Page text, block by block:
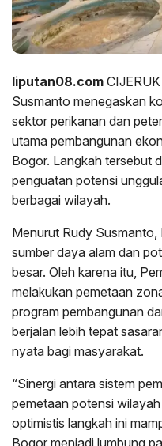
liputan08.com
Susmanto menegaskan
sektor perikanan dan
utama pembangunan
Bogor. Langkah tersebut
penguatan potensi
berbagai wilayah.
Menurut Rudy
sumber daya alam dan
besar. Oleh karena itu,
melakukan pemetaan
program pembangunan
berjalan lebih tepat
nyata bagi masyarakat.
“Sinergi antara sistem
pemetaan potensi
optimistis langkah ini
Bogor menjadi lumbung